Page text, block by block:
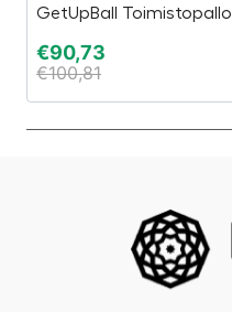
GetUpBall Toimistopallo
€90,73
€100,81